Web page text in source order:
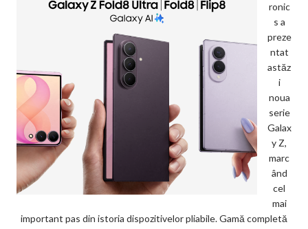
ronic
s a
preze
ntat
astăz
i
noua
serie
Galax
y Z,
marc
ând
cel
mai
important pas din istoria dispozitivelor pliabile. Gamă completă